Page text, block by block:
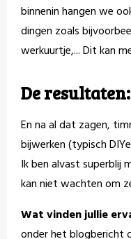
binnenin hangen we
dingen zoals
werkuurtje,... Dit kan
De
En na al dat zagen,
bijwerken (typisch
Ik ben alvast superblij
kan niet wachten om
Wat vinden jullie
onder het blogbericht